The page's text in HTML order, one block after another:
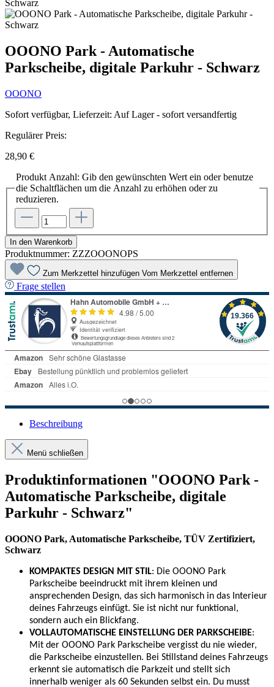
OOONO Park - Automatische
Parkscheibe, digitale Parkuhr - Schwarz
OOONO
Sofort verfügbar, Lieferzeit: Auf Lager - sofort versandfertig
Regulärer Preis:
28,90 €
Produkt Anzahl: Gib den gewünschten Wert ein oder benutze
die Schaltflächen um die Anzahl zu erhöhen oder zu
reduzieren.
In den Warenkorb
Produktnummer: ZZZOOONOPS
Zum Merkzettel hinzufügen Vom Merkzettel entfernen
Frage stellen
Beschreibung
Menü schließen
Produktinformationen "OOONO Park -
Automatische Parkscheibe, digitale
Parkuhr - Schwarz"
OOONO Park, Automatische Parkscheibe, TÜV Zertifiziert,
Schwarz
KOMPAKTES DESIGN MIT STIL: Die OOONO Park
Parkscheibe beeindruckt mit ihrem kleinen und
ansprechenden Design, das sich harmonisch in das Interieur
deines Fahrzeugs einfügt. Sie ist nicht nur funktional,
sondern auch ein Blickfang.
VOLLAUTOMATISCHE EINSTELLUNG DER PARKSCHEIBE:
Mit der OOONO Park Parkscheibe vergisst du nie wieder,
die Parkscheibe einzustellen. Bei Stillstand deines Fahrzeugs
erkennt sie automatisch die Parkzeit und stellt sich
innerhalb weniger als 60 Sekunden selbst ein. Du musst